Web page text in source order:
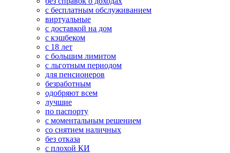
с бесплатным обслуживанием
виртуальные
с доставкой на дом
с кэшбеком
с 18 лет
с большим лимитом
с льготным периодом
для пенсионеров
безработным
одобряют всем
лучшие
по паспорту
с моментальным решением
со снятием наличных
без отказа
с плохой КИ